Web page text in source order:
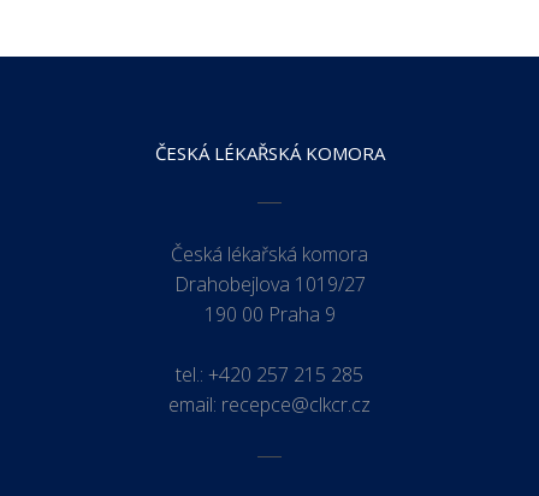
ČESKÁ LÉKAŘSKÁ KOMORA
Česká lékařská komora
Drahobejlova 1019/27
190 00 Praha 9
tel.: +420 257 215 285
email: recepce@clkcr.cz